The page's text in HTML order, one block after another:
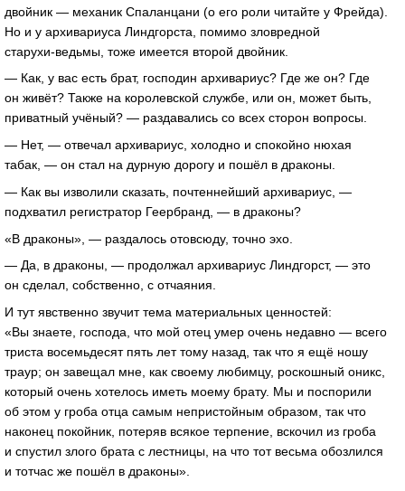
двойник — механик Спаланцани (о его роли читайте у Фрейда).
Но и у архивариуса Линдгорста, помимо зловредной
старухи-ведьмы , тоже имеется второй двойник.
— Как, у вас есть брат, господин архивариус? Где же он? Где
он живёт? Также на королевской службе, или он, может быть,
приватный учёный? — раздавались со всех сторон вопросы.
— Нет, — отвечал архивариус, холодно и спокойно нюхая
табак, — он стал на дурную дорогу и пошёл в драконы.
— Как вы изволили сказать, почтеннейший архивариус, —
подхватил регистратор Геербранд, — в драконы?
«В драконы», — раздалось отовсюду, точно эхо.
— Да, в драконы, — продолжал архивариус Линдгорст, — это
он сделал, собственно, с отчаяния.
И тут явственно звучит тема материальных ценностей:
«Вы знаете, господа, что мой отец умер очень недавно — всего
триста восемьдесят пять лет тому назад, так что я ещё ношу
траур; он завещал мне, как своему любимцу, роскошный оникс,
который очень хотелось иметь моему брату. Мы и поспорили
об этом у гроба отца самым непристойным образом, так что
наконец покойник, потеряв всякое терпение, вскочил из гроба
и спустил злого брата с лестницы, на что тот весьма обозлился
и тотчас же пошёл в драконы».